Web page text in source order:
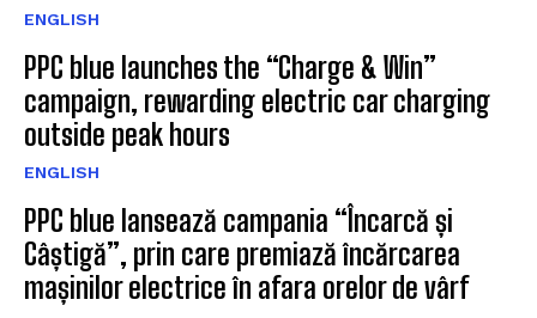
ENGLISH
PPC blue launches the “Charge & Win”
campaign, rewarding electric car charging
outside peak hours
ENGLISH
PPC blue lansează campania “Încarcă și
Câștigă”, prin care premiază încărcarea
mașinilor electrice în afara orelor de vârf